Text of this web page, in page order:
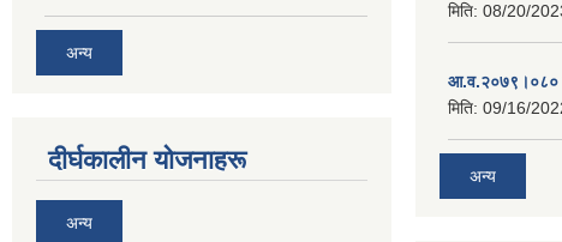
अन्य
दीर्घकालीन योजनाहरू
अन्य
मिति: 08/20/
आ.व.२०७९।०८०
मिति: 09/16/
अन्य